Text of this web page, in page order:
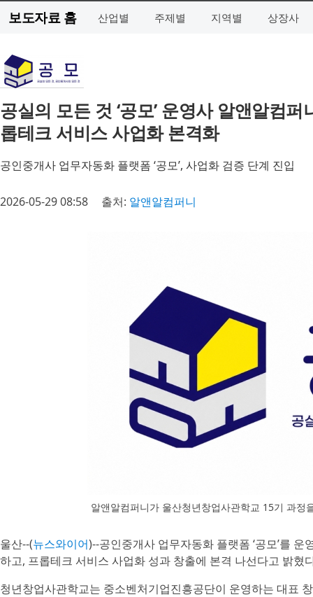
보도자료 홈 산업별 주제별 지역별 상장사
공실의 모든 것 ‘공모’ 운영사 알앤알컴
롭테크 서비스 사업화 본격화
공인중개사 업무자동화 플랫폼 ‘공모’, 사업화 검증 단계 진입
2026-05-29 08:58 출처: 알앤알컴퍼니
알앤알컴퍼니가 울산청년창업사관학교 15기 과
울산--(뉴스와이어)--공인중개사 업무자동화 플랫폼 ‘공모’를
하고, 프롭테크 서비스 사업화 성과 창출에 본격 나선다고 밝혔
청년창업사관학교는 중소벤처기업진흥공단이 운영하는 대표